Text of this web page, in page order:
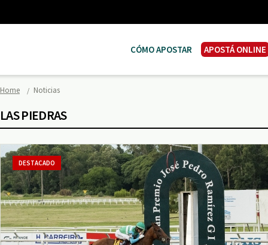
CÓMO APOSTAR APOSTÁ ONLINE
Home Noticias
LAS PIEDRAS
DESTACADO